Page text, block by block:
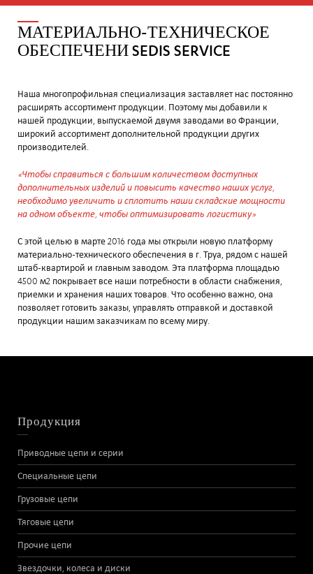
МАТЕРИАЛЬНО-ТЕХНИЧЕСКОЕ
ОБЕСПЕЧЕНИ SEDIS SERVICE
Наша многопрофильная специализация заставляет нас постоянно
расширять ассортимент продукции. Поэтому мы добавили к
нашей продукции, выпускаемой двумя заводами во Франции,
широкий ассортимент дополнительной продукции других
производителей.
«Чтобы справиться с большим количеством доступных
дополнительных изделий и повысить качество наших услуг,
необходимо увеличить и сплотить наши складские мощности
на одном объекте, чтобы оптимизировать логистику»
С этой целью в марте 2016 года мы открыли новую платформу
материально-технического обеспечения в г. Труа, рядом с нашей
штаб-квартирой и главным заводом. Эта платформа площадью
4500 м2 покрывает все наши потребности в области снабжения,
приемки и хранения наших товаров. Что особенно важно, она
позволяет готовить заказы, управлять отправкой и доставкой
продукции нашим заказчикам по всему миру.
Продукция
Приводные цепи и серии
Специальные цепи
Грузовые цепи
Тяговые цепи
Прочие цепи
Звездочки, колеса и диски